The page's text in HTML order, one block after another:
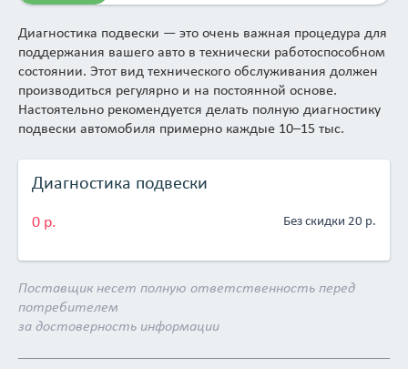
Диагностика подвески — это очень важная процедура для
поддержания вашего авто в технически работоспособном
состоянии. Этот вид технического обслуживания должен
производиться регулярно и на постоянной основе.
Настоятельно рекомендуется делать полную диагностику
подвески автомобиля примерно каждые 10–15 тыс.
Диагностика подвески
0 р. Без скидки 20 р.
Поставщик несет полную ответственность перед
потребителем
за достоверность информации